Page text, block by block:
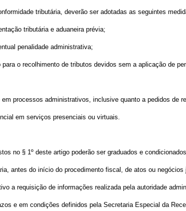
tributária, deverão ser adotadas as seguintes
tributária e aduaneira prévia;
penalidade administrativa;
para o recolhimento de tributos devidos sem a aplicação de
processos administrativos, inclusive quanto a pedidos de
em serviços presenciais ou virtuais.
no § 1º deste artigo poderão ser graduados e
antes do início do procedimento fiscal, de atos ou
a requisição de informações realizada pela autoridade
e em condições definidos pela Secretaria Especial da